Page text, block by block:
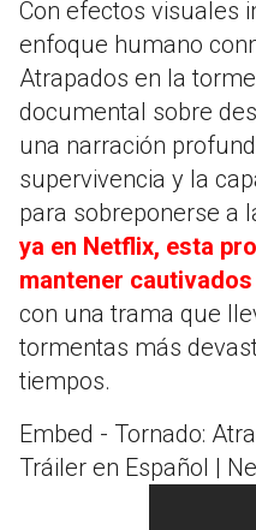
Con efectos visuales
enfoque humano
Atrapados en la
documental sobre
una narración
supervivencia y la
para sobreponerse a
ya en Netflix, esta
mantener
con una trama que
tormentas más
tiempos.
Embed - Tornado:
Tráiler en Español |